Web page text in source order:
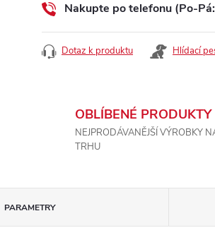
Nakupte po telefonu (Po-
Dotaz k produktu Hlídací
OBLÍBENÉ PRODUKTY
NEJPRODÁVANĚJŠÍ VÝROBKY
TRHU
PARAMETRY